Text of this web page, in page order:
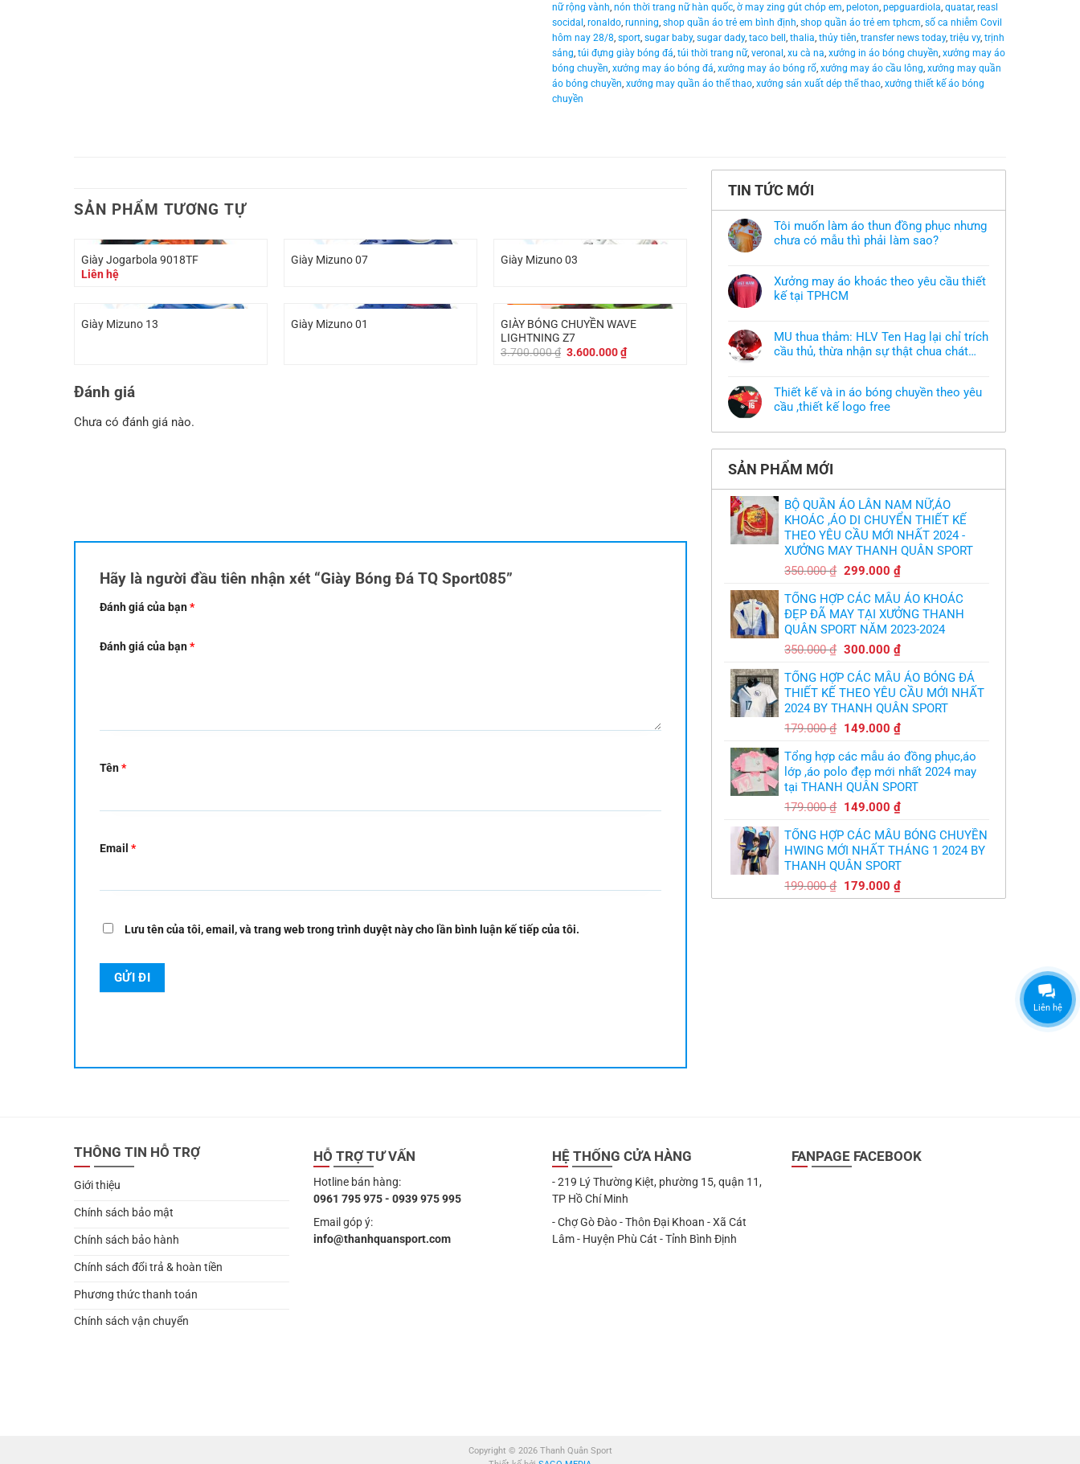
nữ rộng vành nón thời trang nữ hàn quốc ờ may zing gút chóp em peloton pepguardiola quatar, reasl
socidal ronaldo running shop quần áo trẻ em bình định shop quần áo trẻ em tphcm số ca nhiễm Covil
hôm nay 28/8 sport sugar baby, sugar dady, taco bell thalia thủy tiên transfer news today, triệu vy, trịnh
sảng túi đựng giày bóng đá túi thời trang nữ, veronal xu cà na xưởng in áo bóng chuyền xưởng may áo
bóng chuyền xưởng may áo bóng đá xưởng may áo bóng rổ xưởng may áo cầu lông xưởng may quần
áo bóng chuyền xưởng may quần áo thể thao xưởng sản xuất dép thể thao xưởng thiết kế áo bóng
chuyền
SẢN PHẨM TƯƠNG TỰ
Giày Jogarbola 9018TF
Liên hệ
Giày Mizuno 07 Giày Mizuno 03
Giày Mizuno 13 Giày Mizuno 01
GIÀY BÓNG CHUYỀN WAVE
LIGHTNING Z7
3.700.000₫ Giá
3.600.000₫Giá
hiện
Đánh giá
Chưa có đánh giá nào.
Hãy là người đầu tiên nhận xét “Giày Bóng Đá TQ Sport085”
Đánh giá của bạn*
Đánh giá của bạn*
Tên*
Email *
Lưu tên của tôi, email, và trang web trong trình duyệt này cho lần bình luận kế tiếp của tôi.
TIN TỨC MỚI
Tôi muốn làm áo thun đồng phục nhưng
chưa có mẫu thì phải làm sao?
bình
luận
ở
áo
thun
đồng
có
mẫu
thì
Xưởng may áo khoác theo yêu cầu thiết
kế tại TPHCM
bình
luận
ở
khoác
theo
yêu
MU thua thảm: HLV Ten Hag lại chỉ trích
cầu thủ, thừa nhận sự thật chua chát
bình
luận
ở
thảm:
Hag
lại
trích
cầu
thủ,
thừa
nhận
thật
chát
bầy
quỷ
nhỏ
Thiết kế và in áo bóng chuyền theo yêu
cầu ,thiết kế logo free
có
luận
Thiết
và
in
áo
bóng
chuyền
theo
yêu
cầu
,thiết
free
SẢN PHẨM MỚI
BỘ QUẦN ÁO LÂN NAM NỮ,ÁO
KHOÁC ,ÁO DI CHUYỂN THIẾT KẾ
THEO YÊU CẦU MỚI NHẤT 2024 -
XƯỞNG MAY THANH QUÂN SPORT
350.000₫ Giá
là:
350.000 ₫.
299.000 ₫Giá
tại
là:
299.000 ₫.
TỔNG HỢP CÁC MẪU ÁO KHOÁC
ĐẸP ĐÃ MAY TẠI XƯỞNG THANH
QUÂN SPORT NĂM 2023-2024
350.000₫ Giá
là:
350.000 ₫.
300.000 ₫Giá
tại
là:
300.000 ₫.
TỔNG HỢP CÁC MẪU ÁO BÓNG ĐÁ
THIẾT KẾ THEO YÊU CẦU MỚI NHẤT
2024 BY THANH QUÂN SPORT
179.000₫ Giá
là:
179.000 ₫.
149.000 ₫Giá
tại
là:
149.000 ₫.
Tổng hợp các mẫu áo đồng phục,áo
lớp ,áo polo đẹp mới nhất 2024 may
tại THANH QUÂN SPORT
179.000₫ Giá
là:
179.000 ₫.
149.000 ₫Giá
tại
là:
TỔNG HỢP CÁC MẪU BÓNG CHUYỀN
HWING MỚI NHẤT THÁNG 1 2024 BY
THANH QUÂN SPORT
199.000₫ Giá
gốc
179.000 ₫Giá
hiện
THÔNG TIN HỖ TRỢ
Giới thiệu
Chính sách bảo mật
Chính sách bảo hành
Chính sách đổi trả & hoàn tiền
Phương thức thanh toán
Chính sách vận chuyển
HỖ TRỢ TƯ VẤN
Hotline bán hàng:
0961 795 975 - 0939 975 995
Email góp ý:
info@thanhquansport.com
HỆ THỐNG CỬA HÀNG
- 219 Lý Thường Kiệt, phường 15, quận 11,
TP Hồ Chí Minh
- Chợ Gò Đào - Thôn Đại Khoan - Xã Cát
Lâm - Huyện Phù Cát - Tỉnh Bình Định
FANPAGE FACEBOOK
Copyright © 2026 Thanh Quân Sport
Liên hệ